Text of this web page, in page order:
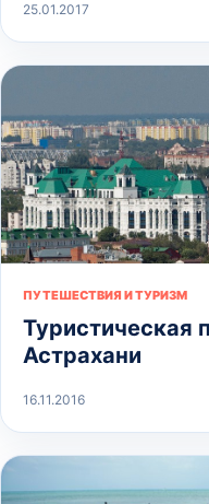
25.01.2017
ПУТЕШЕСТВИЯ И ТУРИЗМ
Туристическая
Астрахани
16.11.2016